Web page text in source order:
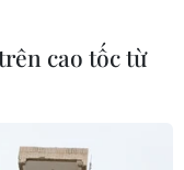
cao tốc từ